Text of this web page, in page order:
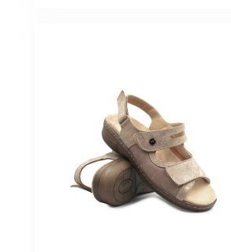
36 1/3 37,5 38 2/3